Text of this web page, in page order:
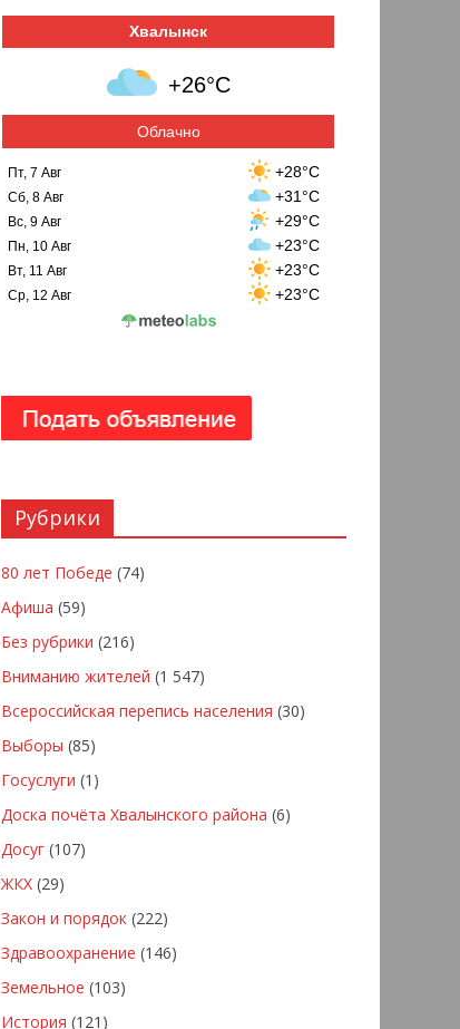
Хвалынск
+26°C
Облачно
Пт, 7 Авг +28°C
Сб, 8 Авг +31°C
Вс, 9 Авг +29°C
Пн, 10 Авг +23°C
Вт, 11 Авг +23°C
Ср, 12 Авг +23°C
Рубрики
80 лет Победе (74)
Афиша (59)
Без рубрики (216)
Вниманию жителей (1 547)
Всероссийская перепись населения (30)
Выборы (85)
Госуслуги (1)
Доска почёта Хвалынского района (6)
Досуг (107)
ЖКХ (29)
Закон и порядок (222)
Здравоохранение (146)
Земельное (103)
История (121)